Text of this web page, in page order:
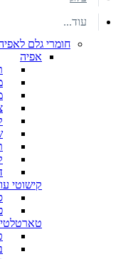
עוד...
חומרי גלם
אפיה
קישוטי